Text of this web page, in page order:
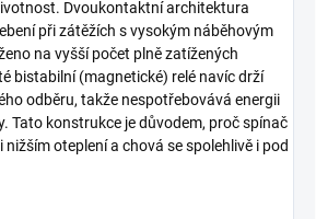
Dvoukontaktní architektura
při zátěžích s vysokým náběhovým
na vyšší počet plně zatížených
bistabilní (magnetické) relé navíc drží
odběru, takže nespotřebovává energii
Tato konstrukce je důvodem, proč spínač
oteplení a chová se spolehlivě i pod